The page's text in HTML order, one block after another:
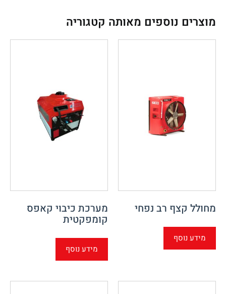
מוצרים נוספים מאותה קטגוריה
מחולל קצף רב נפחי
מידע נוסף
מערכת כיבוי קאפס
קומפקטית
מידע נוסף